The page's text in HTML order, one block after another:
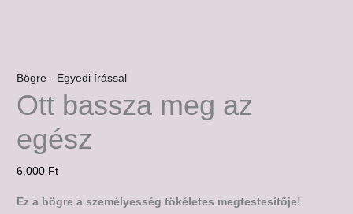
Bögre - Egyedi írással
Ott bassza meg az
egész
6,000 Ft
Ez a bögre a személyesség tökéletes megtestesítője!